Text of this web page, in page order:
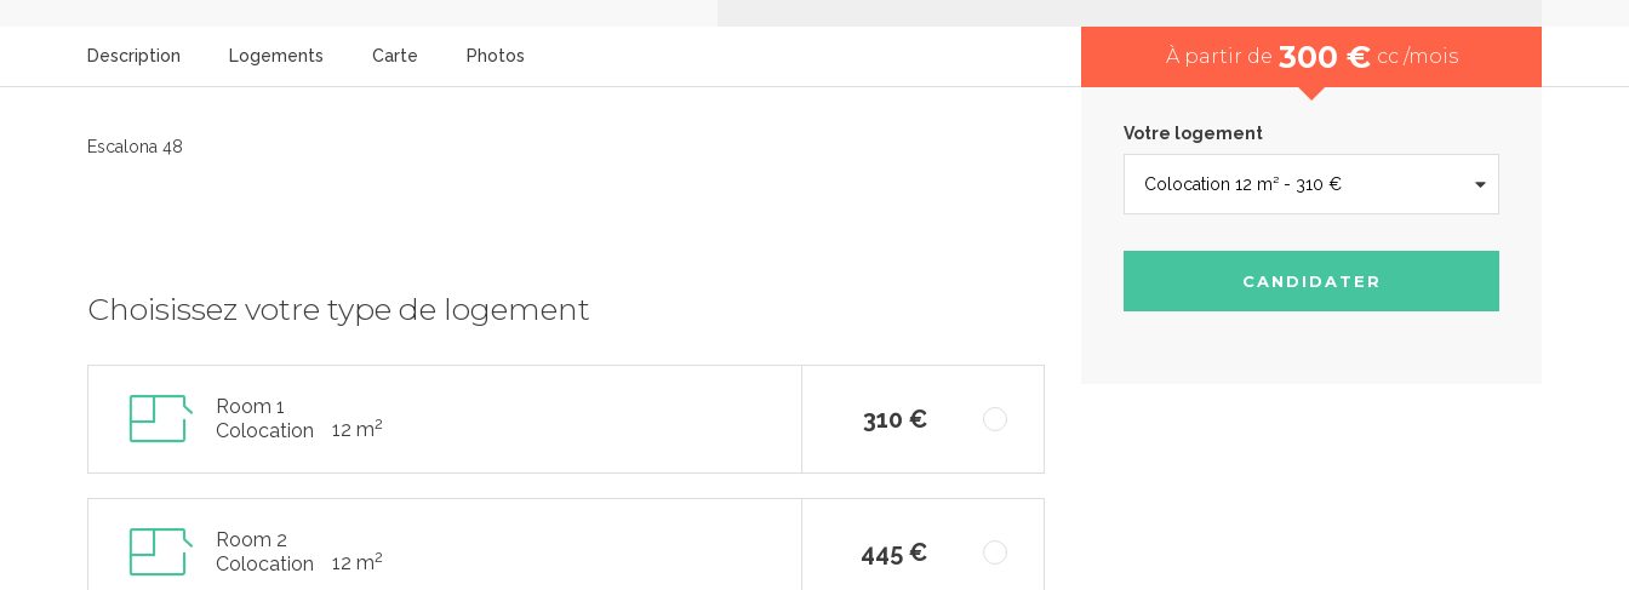
Description Logements Carte Photos
Escalona 48
Choisissez votre type de logement
Room 1
Colocation
12 m2 310 €
Room 2
Colocation
12 m2 445 €
À partir de 300 € cc /mois
Votre logement
CANDIDATER